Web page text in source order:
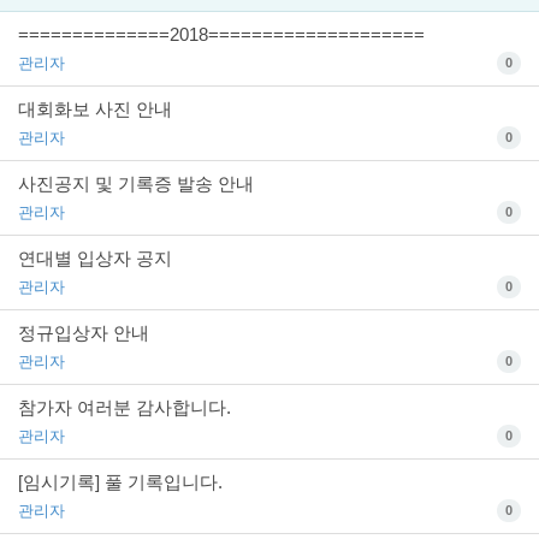
==============2018====================
관리자 0
대회화보 사진 안내
관리자 0
사진공지 및 기록증 발송 안내
관리자 0
연대별 입상자 공지
관리자 0
정규입상자 안내
관리자 0
참가자 여러분 감사합니다.
관리자 0
[임시기록] 풀 기록입니다.
관리자 0